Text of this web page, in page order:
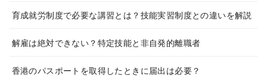
育成就労制度で必要な講習とは？技能実習制度との違いを解説
解雇は絶対できない？特定技能と非自発的離職者
香港のパスポートを取得したときに届出は必要？